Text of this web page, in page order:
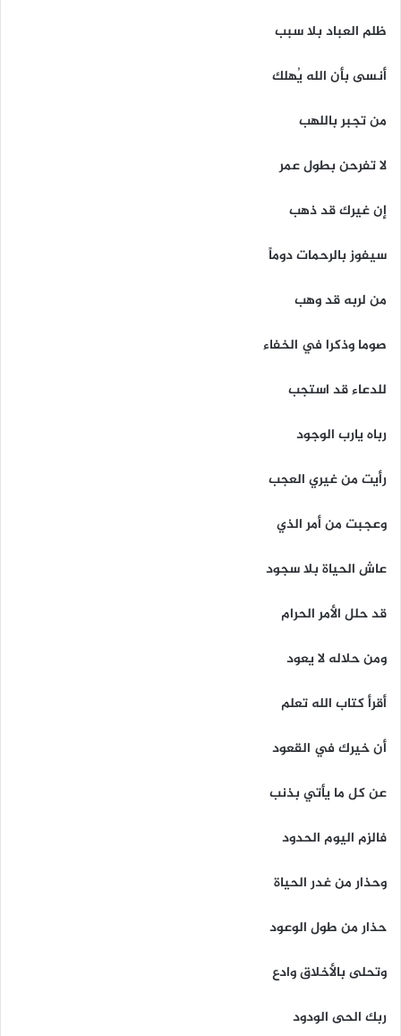
ظلم العباد بلا سبب
أنسى بأن الله يُهلك
من تجبر باللهب
لا تفرحن بطول عمر
إن غيرك قد ذهب
سيفوز بالرحمات دوماً
من لربه قد وهب
صوما وذكرا في الخفاء
للدعاء قد استجب
رباه يارب الوجود
رأيت من غيري العجب
وعجبت من أمر الذي
عاش الحياة بلا سجود
قد حلل الأمر الحرام
ومن حلاله لا يعود
أقرأ كتاب الله تعلم
أن خيرك في القعود
عن كل ما يأتي بذنب
فالزم اليوم الحدود
وحذار من غدر الحياة
حذار من طول الوعود
وتحلى بالأخلاق وادع
ربك الحى الودود